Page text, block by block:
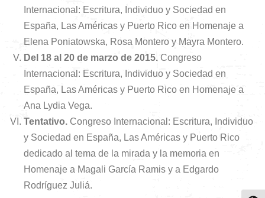
Internacional: Escritura, Individuo y Sociedad en
España, Las Américas y Puerto Rico en Homenaje a
Elena Poniatowska, Rosa Montero y Mayra Montero.
Del 18 al 20 de marzo de 2015. Congreso
Internacional: Escritura, Individuo y Sociedad en
España, Las Américas y Puerto Rico en Homenaje a
Ana Lydia Vega.
Tentativo. Congreso Internacional: Escritura, Individuo
y Sociedad en España, Las Américas y Puerto Rico
dedicado al tema de la mirada y la memoria en
Homenaje a Magali García Ramis y a Edgardo
Rodríguez Juliá.